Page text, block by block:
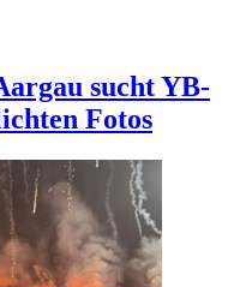
sucht YB-
Fotos